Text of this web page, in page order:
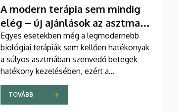
A modern terápia sem mindig
elég – új ajánlások az asztma
kezelésében
Egyes esetekben még a legmodernebb
biológiai terápiák sem kellően hatékonyak
a súlyos asztmában szenvedő betegek
hatékony kezelésében, ezért a
szakemberek az új gyógyszerek
kifejlesztésére irányuló kutatások
felgyorsítását sürgetik. A témában a
TOVÁBB